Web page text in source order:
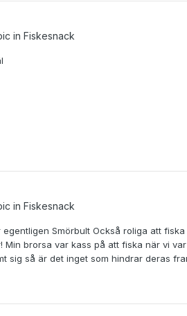
in Fiskesnack
in Fiskesnack
Smörbult Också roliga att
brorsa var kass på att fiska när vi
sig så är det inget som hindrar deras